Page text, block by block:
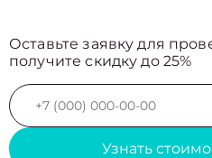
Оставьте заявку для
получите скидку до 25%
Узнать